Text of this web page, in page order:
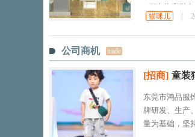
猫咪儿
公司商机 trade
[招商] 童装
东莞市鸿品服
牌研发、生产
量为基础，坚